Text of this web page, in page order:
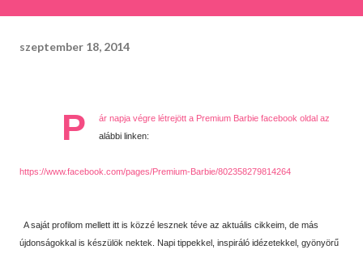
szeptember 18, 2014
P
ár napja végre létrejött a Premium Barbie facebook oldal az
alábbi linken:
https://www.facebook.com/pages/Premium-Barbie/802358279814264
A saját profilom mellett itt is közzé lesznek téve az aktuális cikkeim, de más
újdonságokkal is készülök nektek. Napi tippekkel, inspiráló idézetekkel, gyönyörű